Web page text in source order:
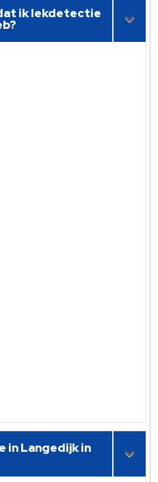
ik lekdetectie
in Langedijk in